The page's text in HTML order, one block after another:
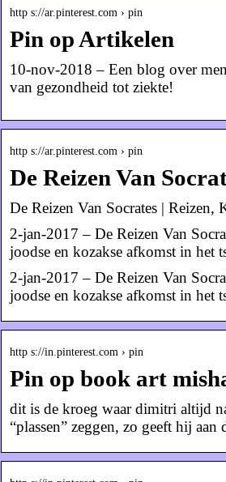
http s://ar.pinterest.com › pin
Pin op Artikelen
10-nov-2018 – Een blog over
van gezondheid tot ziekte!
http s://ar.pinterest.com › pin
De Reizen Van
De Reizen Van Socrates | Reizen,
2-jan-2017 – De Reizen Van
joodse en kozakse afkomst in het
2-jan-2017 – De Reizen Van
joodse en kozakse afkomst in het
http s://in.pinterest.com › pin
Pin op book art
dit is de kroeg waar dimitri altijd
“plassen” zeggen, zo geeft hij